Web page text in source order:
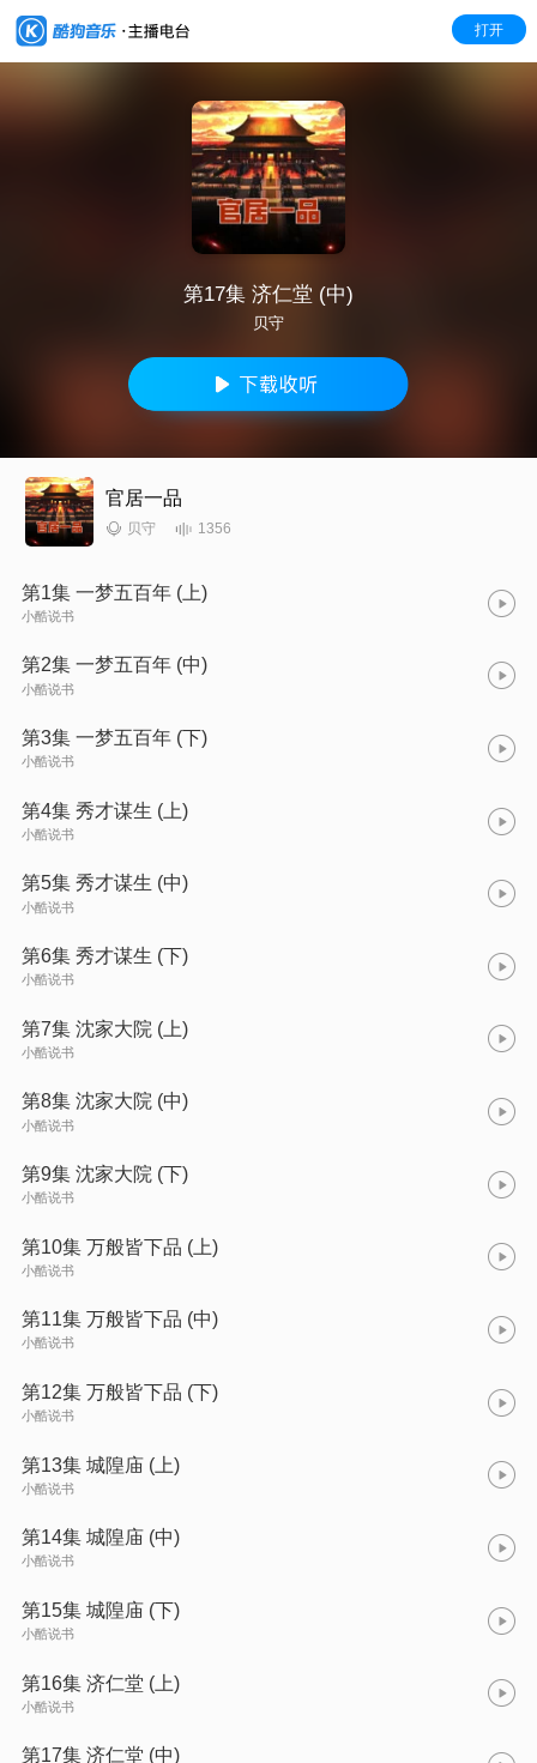
打开
第17集 济仁堂 (中)
贝守
官居一品
贝守 1356
第1集 一梦五百年 (上)
小酷说书
第2集 一梦五百年 (中)
小酷说书
第3集 一梦五百年 (下)
小酷说书
第4集 秀才谋生 (上)
小酷说书
第5集 秀才谋生 (中)
小酷说书
第6集 秀才谋生 (下)
小酷说书
第7集 沈家大院 (上)
小酷说书
第8集 沈家大院 (中)
小酷说书
第9集 沈家大院 (下)
小酷说书
第10集 万般皆下品 (上)
小酷说书
第11集 万般皆下品 (中)
小酷说书
第12集 万般皆下品 (下)
小酷说书
第13集 城隍庙 (上)
小酷说书
第14集 城隍庙 (中)
小酷说书
第15集 城隍庙 (下)
小酷说书
第16集 济仁堂 (上)
小酷说书
第17集 济仁堂 (中)